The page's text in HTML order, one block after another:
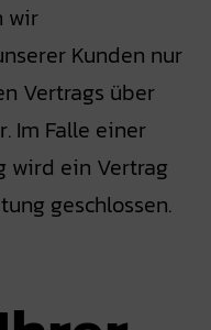
wir
Kunden nur
Vertrags über
Im Falle einer
wird ein Vertrag
geschlossen.